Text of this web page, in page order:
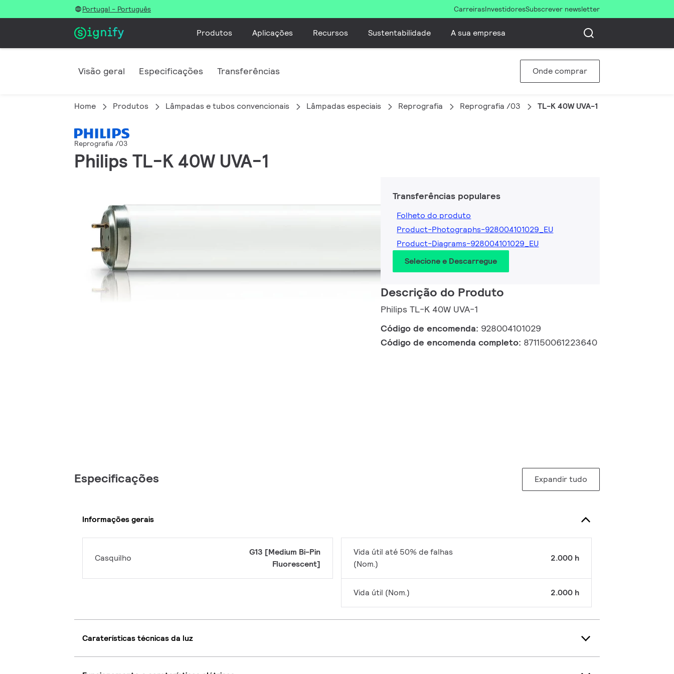
Portugal - Português CarreirasInvestidoresSubscrever newsletter
Produtos Aplicações Recursos Sustentabilidade A sua empresa
Visão geral Especificações Transferências Onde comprar
Home Produtos Lâmpadas e tubos convencionais Lâmpadas especiais Reprografia Reprografia /03 TL-K 40W UVA-1
Reprografia /03
Philips TL-K 40W UVA-1
Transferências populares
Folheto do produto
Product-Photographs-928004101029_EU
Product-Diagrams-928004101029_EU
Selecione e Descarregue
Descrição do Produto
Philips TL-K 40W UVA-1
Código de encomenda: 928004101029
Código de encomenda completo: 871150061223640
Especificações Expandir tudo
Informações gerais
Casquilho
G13 [Medium Bi-Pin
Fluorescent]
Vida útil até 50% de falhas
(Nom.)
2.000 h
Vida útil (Nom.) 2.000 h
Caraterísticas técnicas da luz